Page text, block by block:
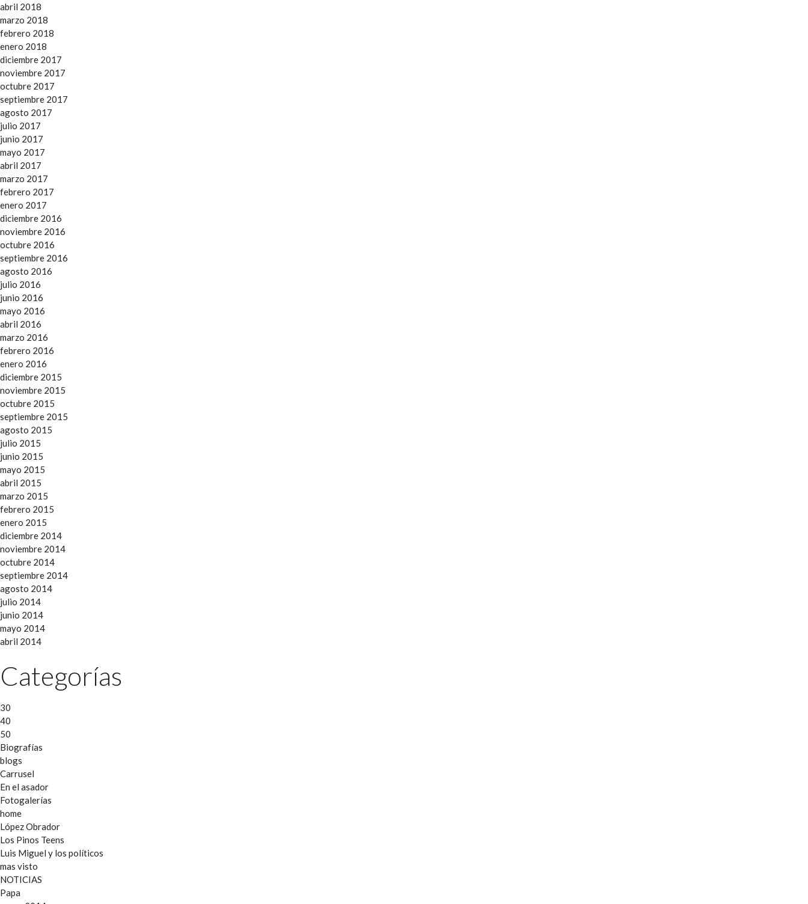
abril 2018
marzo 2018
febrero 2018
enero 2018
diciembre 2017
noviembre 2017
octubre 2017
septiembre 2017
agosto 2017
julio 2017
junio 2017
mayo 2017
abril 2017
marzo 2017
febrero 2017
enero 2017
diciembre 2016
noviembre 2016
octubre 2016
septiembre 2016
agosto 2016
julio 2016
junio 2016
mayo 2016
abril 2016
marzo 2016
febrero 2016
enero 2016
diciembre 2015
noviembre 2015
octubre 2015
septiembre 2015
agosto 2015
julio 2015
junio 2015
mayo 2015
abril 2015
marzo 2015
febrero 2015
enero 2015
diciembre 2014
noviembre 2014
octubre 2014
septiembre 2014
agosto 2014
julio 2014
junio 2014
mayo 2014
abril 2014
Categorías
30
40
50
Biografías
blogs
Carrusel
En el asador
Fotogalerías
home
López Obrador
Los Pinos Teens
Luis Miguel y los políticos
mas visto
NOTICIAS
Papa